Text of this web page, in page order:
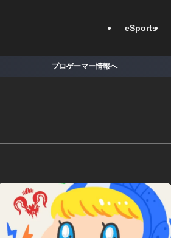
eSports
プロゲーマー情報へ